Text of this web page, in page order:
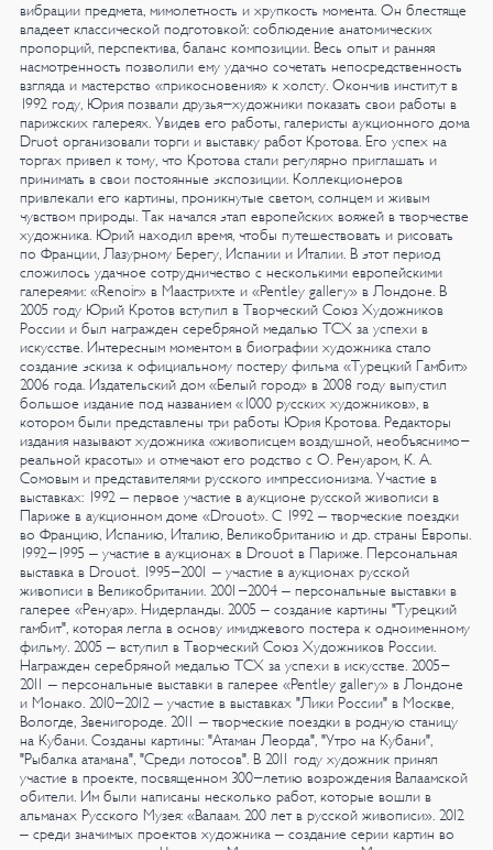
вибрации предмета, мимолетность и хрупкость момента. Он блестяще
владеет классической подготовкой: соблюдение анатомических
пропорций, перспектива, баланс композиции. Весь опыт и ранняя
насмотренность позволили ему удачно сочетать непосредственность
взгляда и мастерство «прикосновения» к холсту. Окончив институт в
1992 году, Юрия позвали друзья-художники показать свои работы в
парижских галереях. Увидев его работы, галеристы аукционного дома
Druot организовали торги и выставку работ Кротова. Его успех на
торгах привел к тому, что Кротова стали регулярно приглашать и
принимать в свои постоянные экспозиции. Коллекционеров
привлекали его картины, проникнутые светом, солнцем и живым
чувством природы. Так начался этап европейских вояжей в творчестве
художника. Юрий находил время, чтобы путешествовать и рисовать
по Франции, Лазурному Берегу, Испании и Италии. В этот период
сложилось удачное сотрудничество с несколькими европейскими
галереями: «Renoir» в Маастрихте и «Pentley gallery» в Лондоне. В
2005 году Юрий Кротов вступил в Творческий Союз Художников
России и был награжден серебряной медалью ТСХ за успехи в
искусстве. Интересным моментом в биографии художника стало
создание эскиза к официальному постеру фильма «Турецкий Гамбит»
2006 года. Издательский дом «Белый город» в 2008 году выпустил
большое издание под названием «1000 русских художников», в
котором были представлены три работы Юрия Кротова. Редакторы
издания называют художника «живописцем воздушной, необъяснимо-
реальной красоты» и отмечают его родство с О. Ренуаром, К. А.
Сомовым и представителями русского импрессионизма. Участие в
выставках: 1992 – первое участие в аукционе русской живописи в
Париже в аукционном доме «Drouot». С 1992 – творческие поездки
во Францию, Испанию, Италию, Великобританию и др. страны Европы.
1992-1995 – участие в аукционах в Drouot в Париже. Персональная
выставка в Drouot. 1995-2001 – участие в аукционах русской
живописи в Великобритании. 2001-2004 – персональные выставки в
галерее «Ренуар». Нидерланды. 2005 – создание картины "Турецкий
гамбит", которая легла в основу имиджевого постера к одноименному
фильму. 2005 – вступил в Творческий Союз Художников России.
Награжден серебряной медалью ТСХ за успехи в искусстве. 2005-
2011 – персональные выставки в галерее «Pentley gallery» в Лондоне
и Монако. 2010-2012 – участие в выставках "Лики России" в Москве,
Вологде, Звенигороде. 2011 – творческие поездки в родную станицу
на Кубани. Созданы картины: "Атаман Леорда", "Утро на Кубани",
"Рыбалка атамана", "Среди лотосов". В 2011 году художник принял
участие в проекте, посвященном 300-летию возрождения Валаамской
обители. Им были написаны несколько работ, которые вошли в
альманах Русского Музея: «Валаам. 200 лет в русской живописи». 2012
– среди значимых проектов художника – создание серии картин во